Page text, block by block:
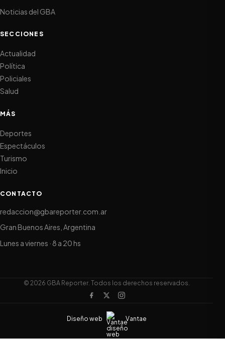
Noticias del GBA
SECCIONES
Actualidad
Política
Policiales
Salud
MÁS
Deportes
Espectáculos
Turismo
Inicio
CONTACTO
redaccion@gbareporter.com.ar
Gran Buenos Aires, Argentina
Lunes a viernes · 8 a 20 hs
© 2026 GBA Reporter. Todos los derechos reservados.
Diseño web Vantae